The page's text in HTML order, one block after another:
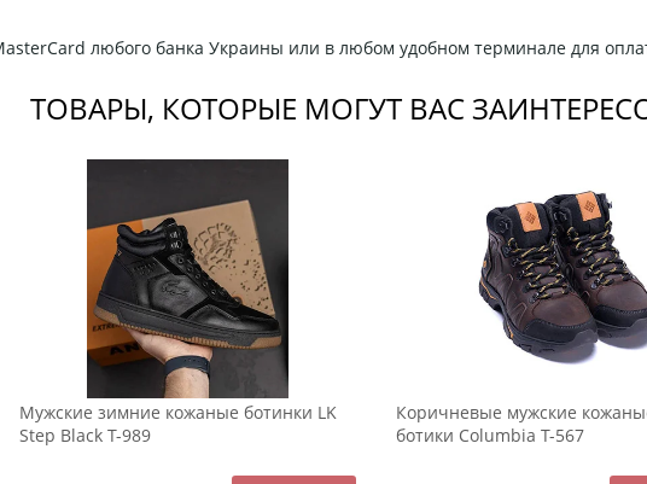
любого банка Украины или в любом удобном терминале для
ТОВАРЫ, КОТОРЫЕ МОГУТ ВАС
Мужские зимние кожаные ботинки LK
Step Black Т-989
Коричневые мужские
ботики Columbia Т-567